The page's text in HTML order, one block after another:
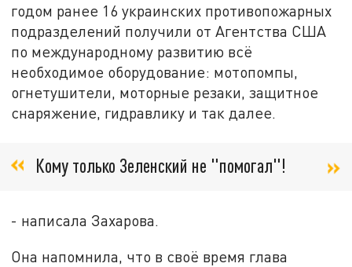
годом ранее 16 украинских противопожарных
подразделений получили от Агентства США
по международному развитию всё
необходимое оборудование: мотопомпы,
огнетушители, моторные резаки, защитное
снаряжение, гидравлику и так далее.
Кому только Зеленский не "помогал"!
- написала Захарова.
Она напомнила, что в своё время глава